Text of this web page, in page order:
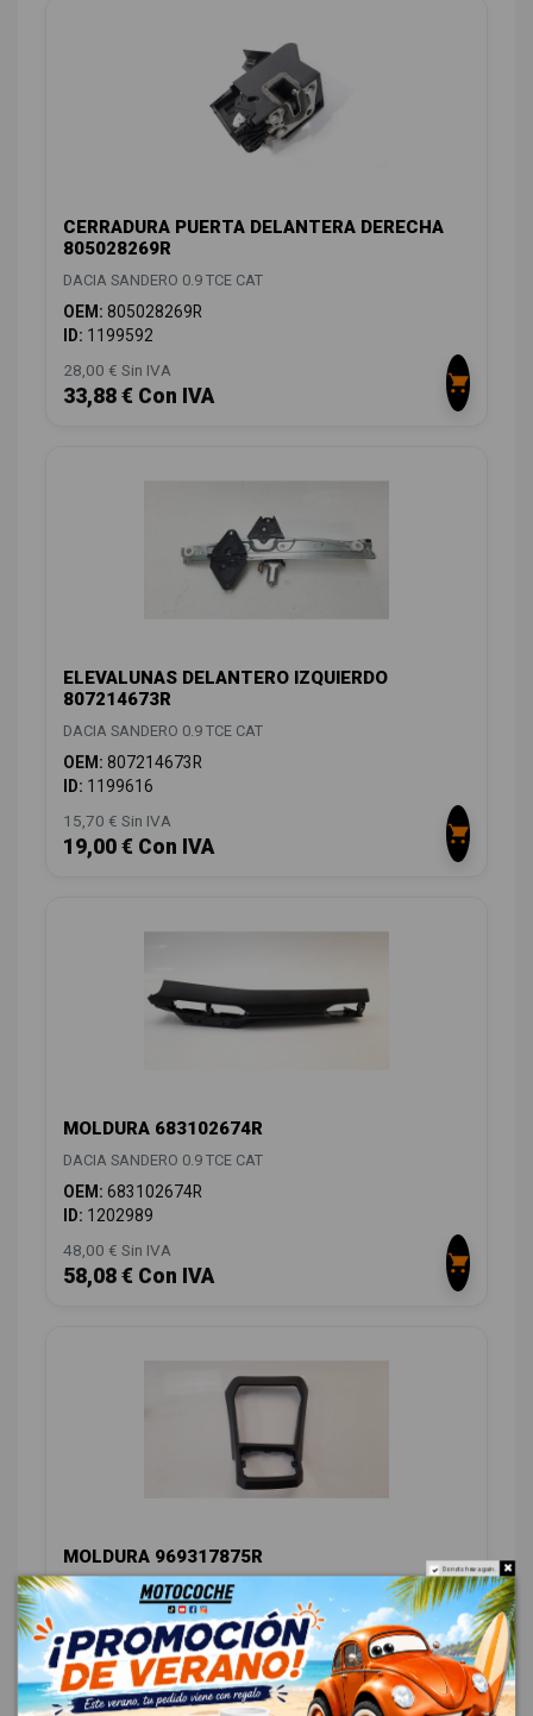
CERRADURA PUERTA DELANTERA DERECHA
805028269R
DACIA SANDERO 0.9 TCE CAT
OEM: 805028269R
ID: 1199592
28,00 € Sin IVA
33,88 € Con IVA
ELEVALUNAS DELANTERO IZQUIERDO
807214673R
DACIA SANDERO 0.9 TCE CAT
OEM: 807214673R
ID: 1199616
15,70 € Sin IVA
19,00 € Con IVA
MOLDURA 683102674R
DACIA SANDERO 0.9 TCE CAT
OEM: 683102674R
ID: 1202989
48,00 € Sin IVA
58,08 € Con IVA
MOLDURA 969317875R
DACIA SANDERO 0.9 TCE CAT
969317875R
ID:1203000
28,00 € Sin IVA
33,88 € Con IVA
Do not show again.